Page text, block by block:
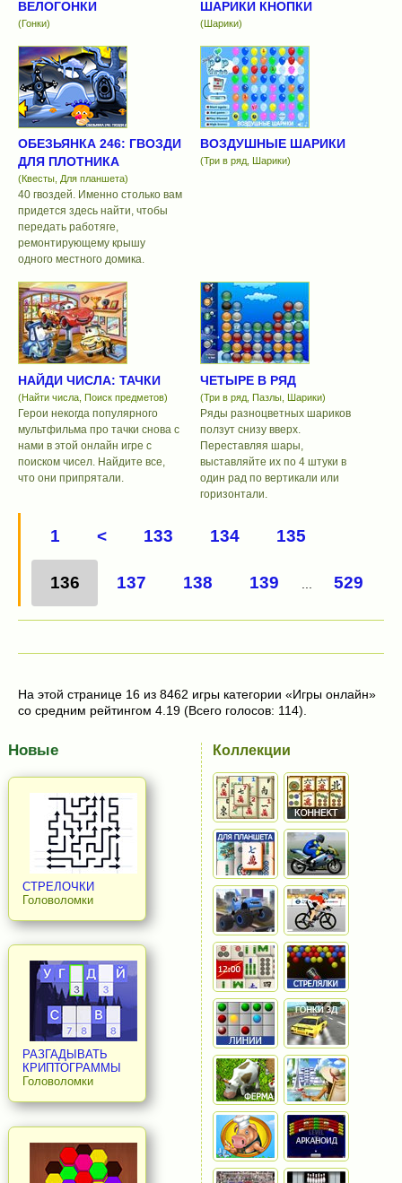
ВЕЛОГОНКИ
(Гонки)
ШАРИКИ КНОПКИ
(Шарики)
ОБЕЗЬЯНКА 246: ГВОЗДИ
ДЛЯ ПЛОТНИКА
(Квесты, Для планшета)
40 гвоздей. Именно столько вам
придется здесь найти, чтобы
передать работяге,
ремонтирующему крышу
одного местного домика.
ВОЗДУШНЫЕ ШАРИКИ
(Три в ряд, Шарики)
НАЙДИ ЧИСЛА: ТАЧКИ
(Найти числа, Поиск предметов)
Герои некогда популярного
мультфильма про тачки снова с
нами в этой онлайн игре с
поиском чисел. Найдите все,
что они припрятали.
ЧЕТЫРЕ В РЯД
(Три в ряд, Пазлы, Шарики)
Ряды разноцветных шариков
ползут снизу вверх.
Переставляя шары,
выставляйте их по 4 штуки в
один рад по вертикали или
горизонтали.
1 < 133 134 135
136 137 138 139 529
На этой странице 16 из 8462 игры категории «Игры онлайн»
со средним рейтингом 4.19 (Всего голосов: 114).
Новые
СТРЕЛОЧКИ
Головоломки
РАЗГАДЫВАТЬ
КРИПТОГРАММЫ
Головоломки
Коллекции